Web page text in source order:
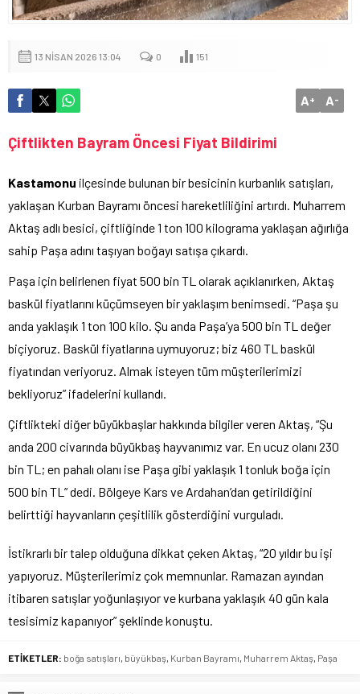
13 NISAN 2026 13:04 0 151
A+ A-
Çiftlikten Bayram Öncesi Fiyat Bildirimi
Kastamonu ilçesinde bulunan bir besicinin kurbanlık satışları,
yaklaşan Kurban Bayramı öncesi hareketliliğini artırdı. Muharrem
Aktaş adlı besici, çiftliğinde 1 ton 100 kilograma yaklaşan ağırlığa
sahip Paşa adını taşıyan boğayı satışa çıkardı.
Paşa için belirlenen fiyat 500 bin TL olarak açıklanırken, Aktaş
baskül fiyatlarını küçümseyen bir yaklaşım benimsedi. “Paşa şu
anda yaklaşık 1 ton 100 kilo. Şu anda Paşa’ya 500 bin TL değer
biçiyoruz. Baskül fiyatlarına uymuyoruz; biz 460 TL baskül
fiyatından veriyoruz. Almak isteyen tüm müşterilerimizi
bekliyoruz” ifadelerini kullandı.
Çiftlikteki diğer büyükbaşlar hakkında bilgiler veren Aktaş, “Şu
anda 200 civarında büyükbaş hayvanımız var. En ucuz olanı 230
bin TL; en pahalı olanı ise Paşa gibi yaklaşık 1 tonluk boğa için
500 bin TL” dedi. Bölgeye Kars ve Ardahan’dan getirildiğini
belirttiği hayvanların çeşitlilik gösterdiğini vurguladı.
İstikrarlı bir talep olduğuna dikkat çeken Aktaş, “20 yıldır bu işi
yapıyoruz. Müşterilerimiz çok memnunlar. Ramazan ayından
itibaren satışlar yoğunlaşıyor ve kurbana yaklaşık 40 gün kala
tesisimiz kapanıyor” şeklinde konuştu.
ETİKETLER: boğa satışları, büyükbaş, Kurban Bayramı, Muharrem Aktaş, Paşa